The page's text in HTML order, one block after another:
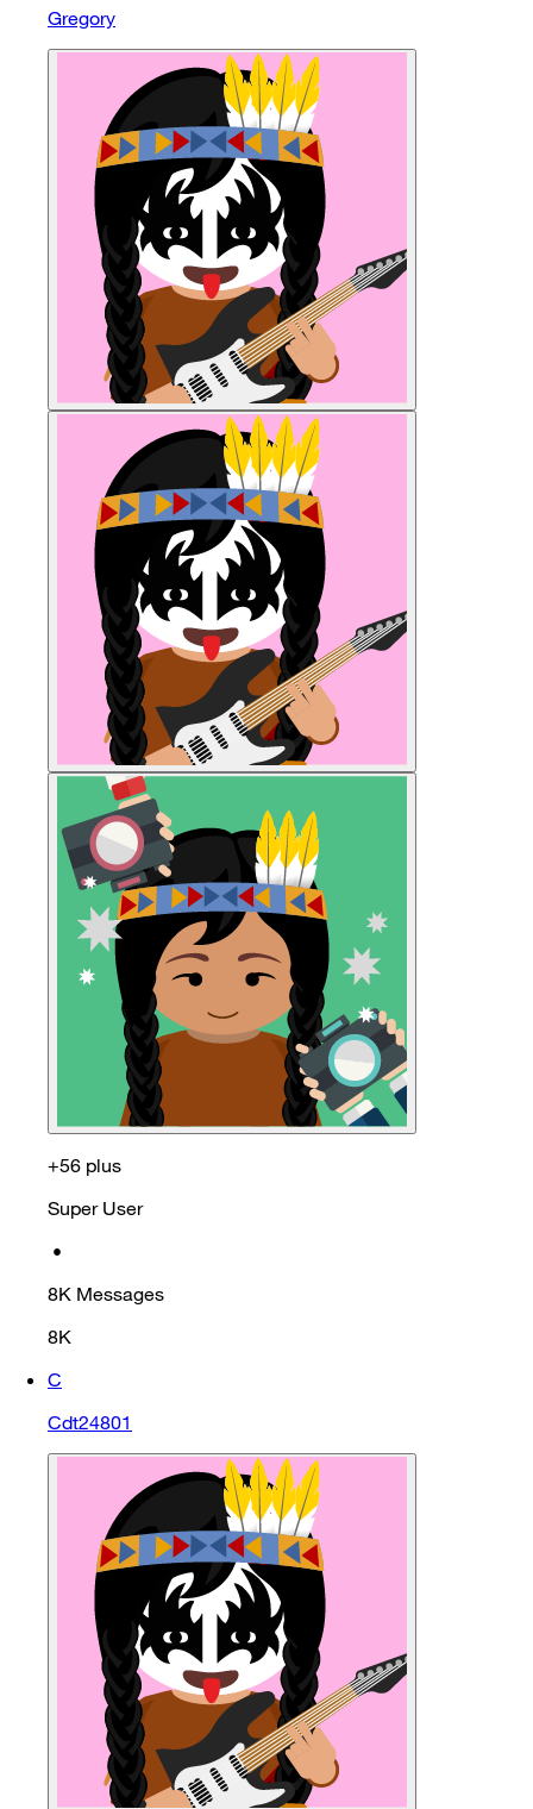
Gregory
+56 plus
Super User
•
8K Messages
8K
C
Cdt24801